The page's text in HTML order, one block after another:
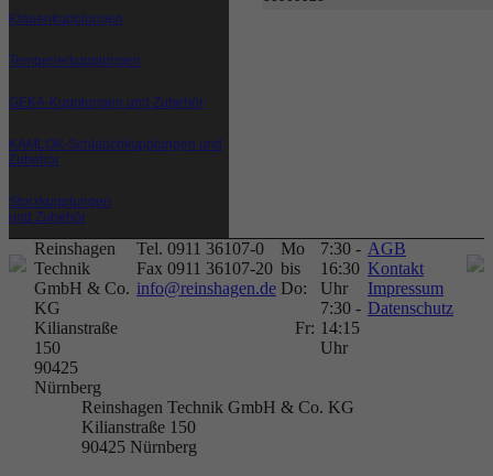
Klauenkupplungen
Temperierkupplungen
GEKA-Kupplungen und Zubehör
KAMLOK-Schlauchkupplungen und
Zubehör
Storzkupplungen
und Zubehör
Reinshagen
Technik
GmbH & Co.
KG
Kilianstraße
150
90425
Nürnberg
Tel. 0911 36107-0
Fax 0911 36107-20
info@reinshagen.de
Mo
bis
Do:
7:30 -
16:30
Uhr
Fr:
7:30 -
14:15
Uhr
AGB
Kontakt
Impressum
Datenschutz
Reinshagen Technik GmbH & Co. KG
Kilianstraße 150
90425 Nürnberg